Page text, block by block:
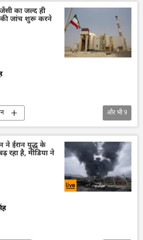
का जल्द ही
की जांच शुरू करने
इजराइल
ऊर्जा
(IAEA)
पाकिस्तान
और भी9
ने ईरान युद्ध के
रहा है, मीडिया ने